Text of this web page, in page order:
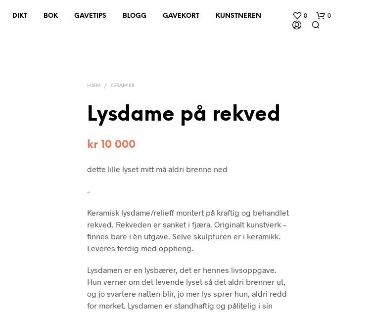
DIKT BOK GAVETIPS BLOGG GAVEKORT
KUNSTNEREN
0 0
HJEM / KERAMIKK
Lysdame på rekved
kr 10 000
dette lille lyset mitt må aldri brenne ned
–
Keramisk lysdame/relieff montert på kraftig og behandlet
rekved. Rekveden er sanket i fjæra. Originalt kunstverk –
finnes bare i èn utgave. Selve skulpturen er i keramikk.
Leveres ferdig med oppheng.
Lysdamen er en lysbærer, det er hennes livsoppgave.
Hun verner om det levende lyset så det aldri brenner ut,
og jo svartere natten blir, jo mer lys sprer hun, aldri redd
for mørket. Lysdamen er standhaftig og pålitelig i sin